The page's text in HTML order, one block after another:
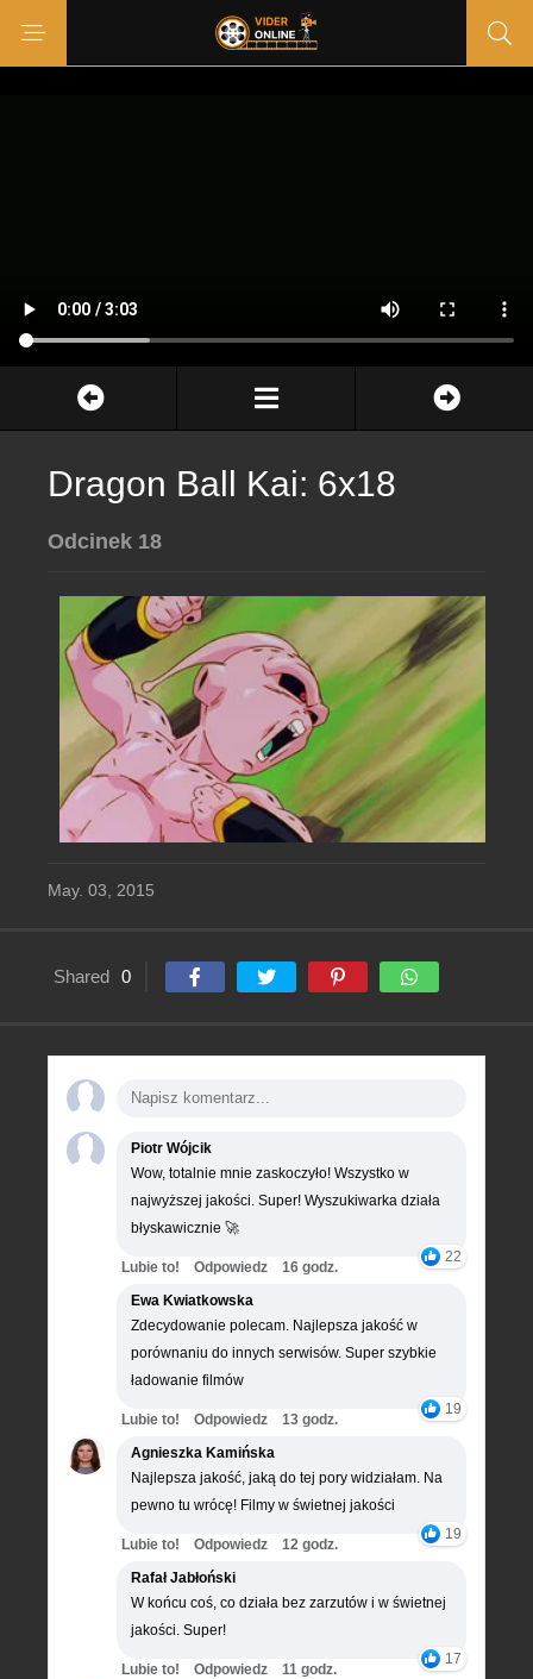
Dragon Ball Kai: 6x18
Odcinek 18
May. 03, 2015
Shared 0
Piotr Wójcik
Wow, totalnie mnie zaskoczyło! Wszystko w
najwyższej jakości. Super! Wyszukiwarka działa
błyskawicznie 🚀
22
Lubie to! Odpowiedz
16 godz.
Ewa Kwiatkowska
Zdecydowanie polecam. Najlepsza jakość w
porównaniu do innych serwisów. Super szybkie
ładowanie filmów
19
Lubie to! Odpowiedz
13 godz.
Agnieszka Kamińska
Najlepsza jakość, jaką do tej pory widziałam. Na
pewno tu wrócę! Filmy w świetnej jakości
19
Lubie to! Odpowiedz
12 godz.
Rafał Jabłoński
W końcu coś, co działa bez zarzutów i w świetnej
jakości. Super!
17
Lubie to! Odpowiedz
11 godz.